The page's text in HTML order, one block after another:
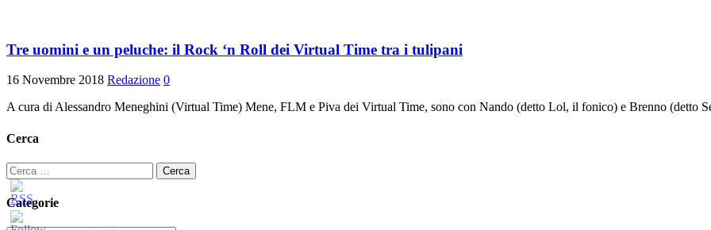
Tre uomini e un peluche: il Rock ‘n Roll dei Virtual Time tra i tulipani
16 Novembre 2018 Redazione 0
A cura di Alessandro Meneghini (Virtual Time) Mene, FLM e Piva dei Virtual Time, sono con Nando (detto Lol, il fonico) e Brenno (detto
Cerca
Ricerca
per:
Categorie